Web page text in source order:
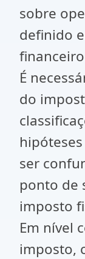
sobre
definido
É
do
ser
ponto de
imposto
Em nível
imposto,